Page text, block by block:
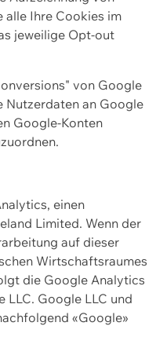
alle Ihre Cookies im
jeweilige Opt-out
von Google
Nutzerdaten an Google
Google-Konten
einen
Limited. Wenn der
auf dieser
Wirtschaftsraumes
die Google Analytics
Google LLC und
«Google»